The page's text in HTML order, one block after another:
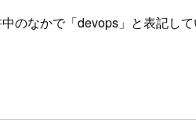
なかで「devops」と表記し